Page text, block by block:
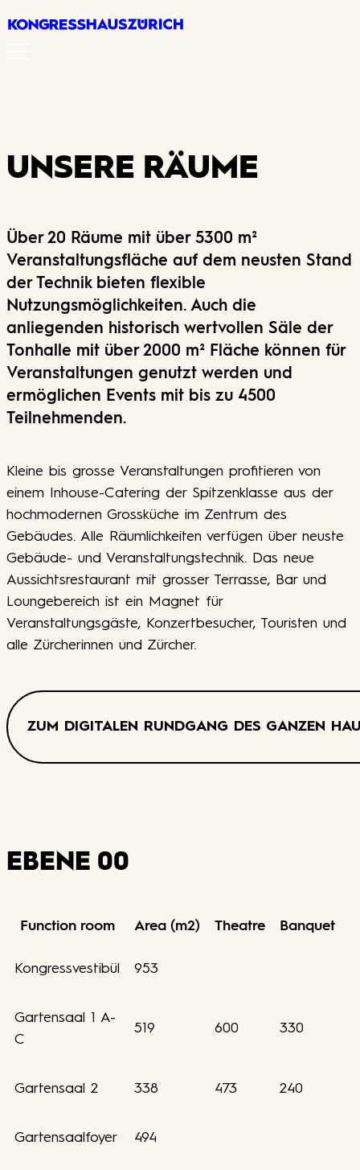
UNSERE RÄUME
Über 20 Räume mit über 5300 m²
Veranstaltungsfläche auf dem neusten Stand
der Technik bieten flexible
Nutzungsmöglichkeiten. Auch die
anliegenden historisch wertvollen Säle der
Tonhalle mit über 2000 m² Fläche können für
Veranstaltungen genutzt werden und
ermöglichen Events mit bis zu 4500
Teilnehmenden.
Kleine bis grosse Veranstaltungen profitieren von
einem Inhouse-Catering der Spitzenklasse aus der
hochmodernen Grossküche im Zentrum des
Gebäudes. Alle Räumlichkeiten verfügen über neuste
Gebäude- und Veranstaltungstechnik. Das neue
Aussichtsrestaurant mit grosser Terrasse, Bar und
Loungebereich ist ein Magnet für
Veranstaltungsgäste, Konzertbesucher, Touristen und
alle Zürcherinnen und Zürcher.
ZUM DIGITALEN RUNDGANG DES GANZEN
EBENE 00
Function room Area (m2) Theatre Banquet
Kongressvestibül 953
Gartensaal 1 A-
C
519 600 330
Gartensaal 2 338 473 240
Gartensaalfoyer 494